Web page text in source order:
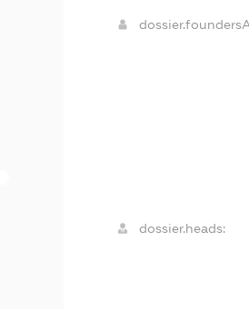
dossier.heads: